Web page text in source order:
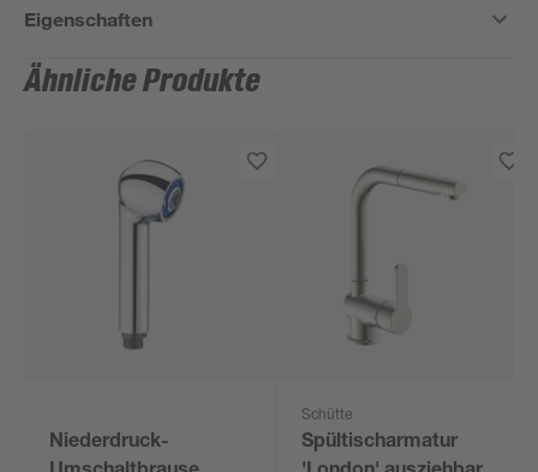
Eigenschaften
Ähnliche Produkte
Niederdruck-
Schütte
Spültischarmatur